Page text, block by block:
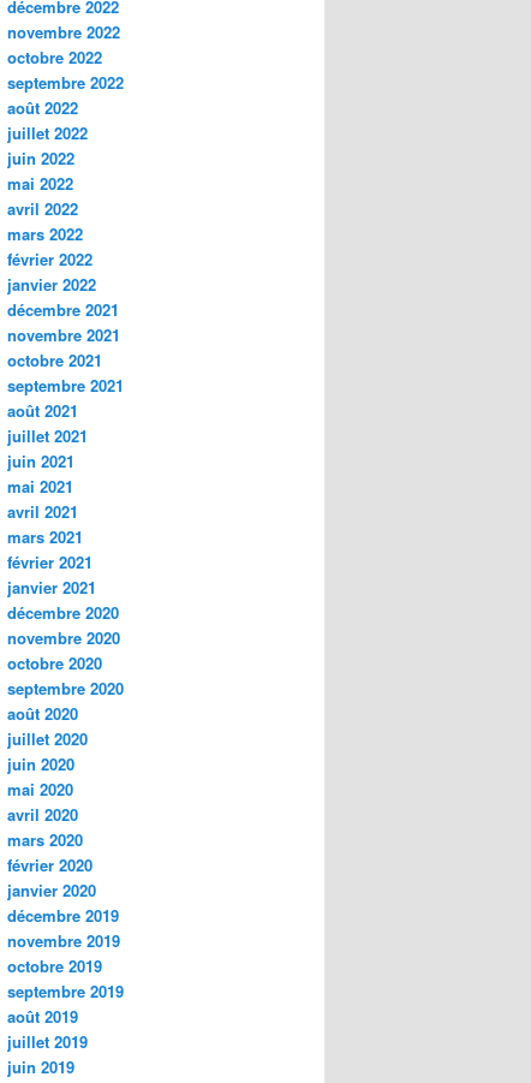
décembre 2022
novembre 2022
octobre 2022
septembre 2022
août 2022
juillet 2022
juin 2022
mai 2022
avril 2022
mars 2022
février 2022
janvier 2022
décembre 2021
novembre 2021
octobre 2021
septembre 2021
août 2021
juillet 2021
juin 2021
mai 2021
avril 2021
mars 2021
février 2021
janvier 2021
décembre 2020
novembre 2020
octobre 2020
septembre 2020
août 2020
juillet 2020
juin 2020
mai 2020
avril 2020
mars 2020
février 2020
janvier 2020
décembre 2019
novembre 2019
octobre 2019
septembre 2019
août 2019
juillet 2019
juin 2019